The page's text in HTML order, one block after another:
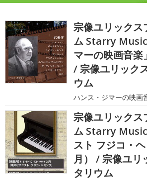
宗像ユリックス
ム Starry
マーの映画音楽
/ 宗像ユリック
ウム
ハンス・ジマーの映画
宗像ユリックス
ム Starry
スト フジコ・
月） / 宗像ユリ
タリウム